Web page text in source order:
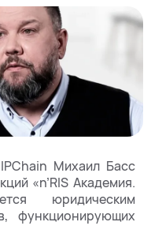
Михаил Басс
«n’RIS Академия.
юридическим
функционирующих